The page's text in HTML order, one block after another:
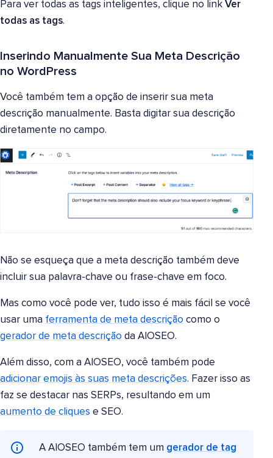
Para ver todas as tags inteligentes, clique no link Ver
todas as tags.
Inserindo Manualmente Sua Meta Descrição
no WordPress
Você também tem a opção de inserir sua meta
descrição manualmente. Basta digitar sua descrição
diretamente no campo.
Não se esqueça que a meta descrição também deve
incluir sua palavra-chave ou frase-chave em foco.
Mas como você pode ver, tudo isso é mais fácil se você
usar uma ferramenta de meta descrição como o
gerador de meta descrição da AIOSEO.
Além disso, com a AIOSEO, você também pode
adicionar emojis às suas meta descrições. Fazer isso as
faz se destacar nas SERPs, resultando em um
aumento de cliques e SEO.
A AIOSEO também tem um gerador de tag